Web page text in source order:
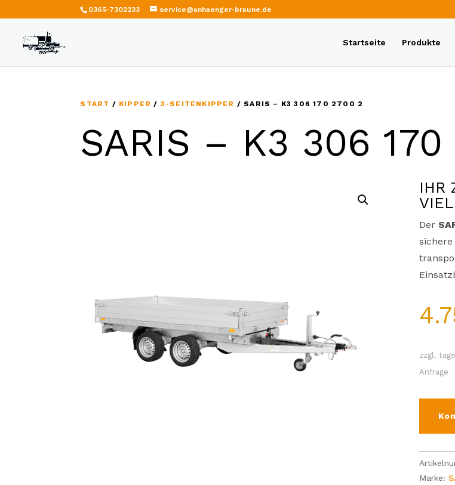
0365-7302233 service@anhaenger-braune.de
Startseite Produkte
START / KIPPER / 3-SEITENKIPPER / SARIS – K3 306 170 2700 2
SARIS – K3 306
IHR
Der
zzgl.
Anfrage
Marke: